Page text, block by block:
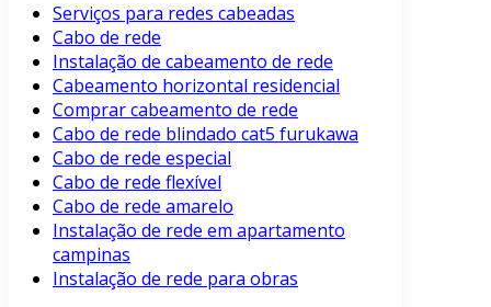
Serviços para redes cabeadas
Cabo de rede
Instalação de cabeamento de rede
Cabeamento horizontal residencial
Comprar cabeamento de rede
Cabo de rede blindado cat5 furukawa
Cabo de rede especial
Cabo de rede flexível
Cabo de rede amarelo
Instalação de rede em apartamento
campinas
Instalação de rede para obras